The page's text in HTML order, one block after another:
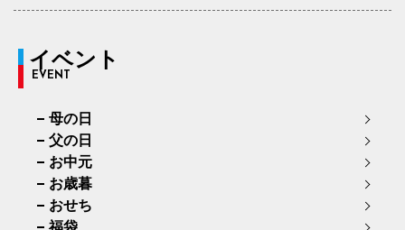
イベント
EVENT
母の日
父の日
お中元
お歳暮
おせち
福袋